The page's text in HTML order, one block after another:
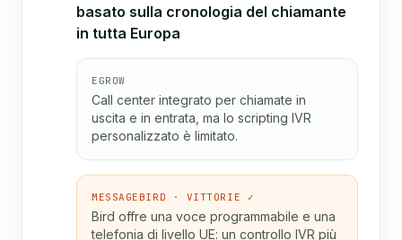
basato sulla cronologia del chiamante
in tutta Europa
EGROW
Call center integrato per chiamate in
uscita e in entrata, ma lo scripting IVR
personalizzato è limitato.
MESSAGEBIRD · VITTORIE ✓
Bird offre una voce programmabile e una
telefonia di livello UE: un controllo IVR più